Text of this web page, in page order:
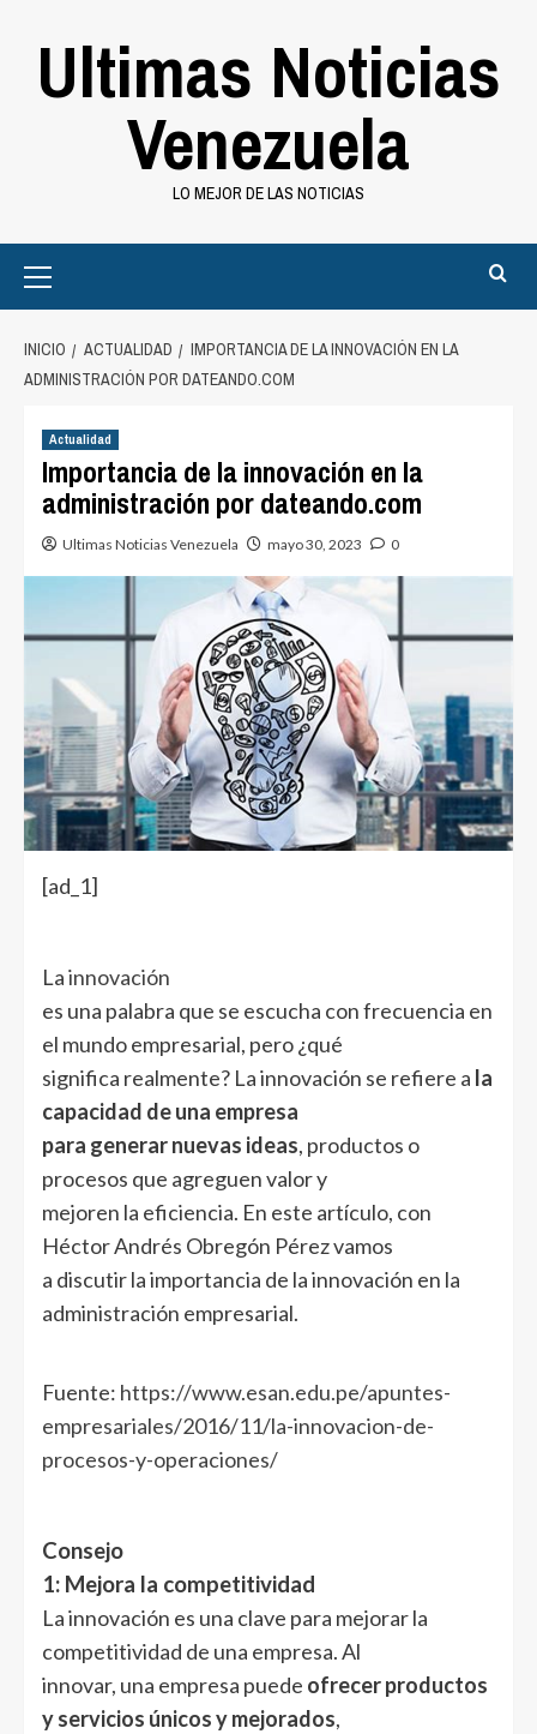
Ultimas Noticias
Venezuela
LO MEJOR DE LAS NOTICIAS
Menu
INICIO ACTUALIDAD
IMPORTANCIA DE LA INNOVACIÓN EN LA
ADMINISTRACIÓN POR DATEANDO.COM
Actualidad
Importancia de la innovación en la
administración por dateando.com
Ultimas Noticias Venezuela mayo 30, 2023 0
[ad_1]
Lainnovación
es una palabra que se escucha con frecuencia en
el mundo empresarial, pero ¿qué
significa realmente? La innovación se refiere a la
capacidad de una empresa
para generar nuevas ideas, productos o
procesos que agreguen valor y
mejoren la eficiencia. En este artículo, con
Héctor Andrés Obregón Pérez vamos
a discutir la importancia de la innovación en la
administración empresarial.
Fuente: https://www.esan.edu.pe/apuntes-
empresariales/2016/11/la-innovacion-de-
procesos-y-operaciones/
Consejo
1: Mejora la competitividad
La innovación es una clave para mejorar la
competitividad de una empresa. Al
innovar, una empresa puede ofrecer productos
y servicios únicos y mejorados,